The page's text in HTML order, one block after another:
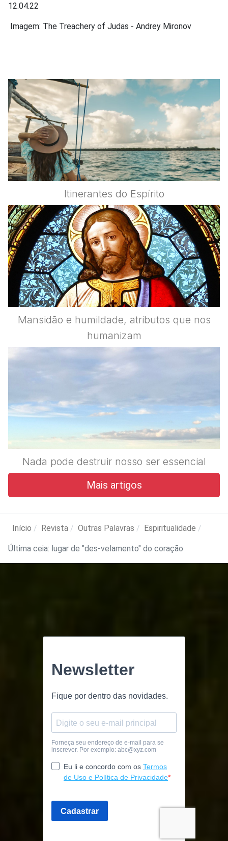
12.04.22
Imagem: The Treachery of Judas - Andrey Mironov
Itinerantes do Espírito
Mansidão e humildade, atributos que nos
humanizam
Nada pode destruir nosso ser essencial
Mais artigos
Início Revista Outras Palavras Espiritualidade
Última ceia: lugar de "des-velamento" do coração